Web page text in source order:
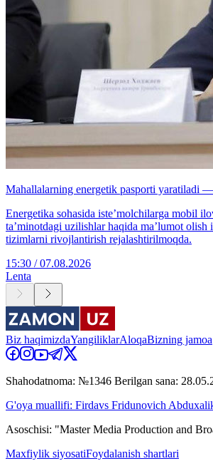
Mahallalarning energetik pasporti yaratiladi
Energetika sohasida iste’molchilarga mobil
ta’minotdagi uzilishlar haqida ma’lumot
tizimlarni rivojlantirish rejalashtirilmoqda.
15:30 / 07.08.2026
Lenta
Biz haqimizdaYangiliklarAloqaBizning jamoa
Shahodatnoma: №1346 Berilgan sana:
G'oya muallifi: Firdavs Fridunovich
Asoschisi: "Master Media Production and
Maxfiylik siyosatiFoydalanish shartlari